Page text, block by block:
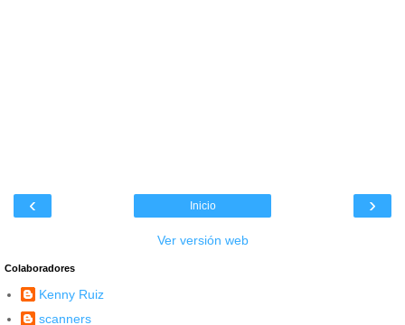
‹ ›
Inicio
Ver versión web
Colaboradores
Kenny Ruiz
scanners